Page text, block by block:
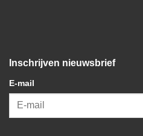
Inschrijven nieuwsbrief
E-mail